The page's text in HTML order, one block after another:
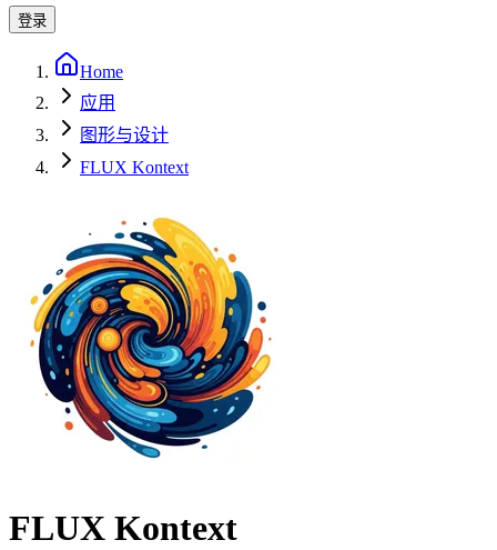
登录
Home
应用
图形与设计
FLUX Kontext
FLUX Kontext